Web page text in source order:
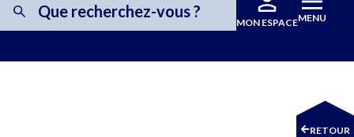
MON ESPACEMENU
RETOUR